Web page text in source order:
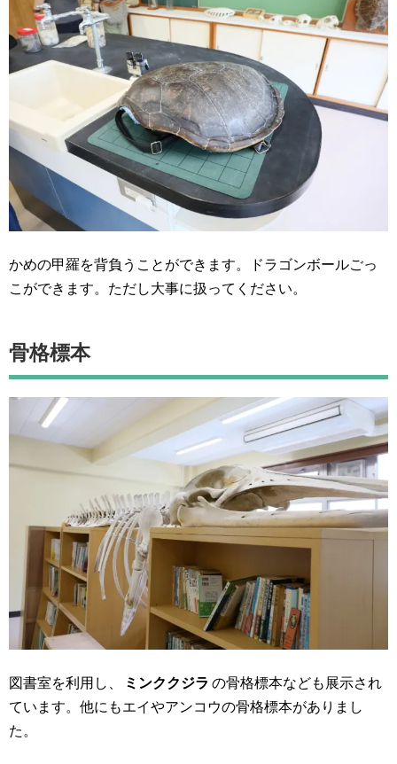
かめの甲羅を背負うことができます。ドラゴンボールごっ
こができます。ただし大事に扱ってください。
骨格標本
図書室を利用し、 ミンククジラ の骨格標本なども展示され
ています。他にもエイやアンコウの骨格標本がありまし
た。